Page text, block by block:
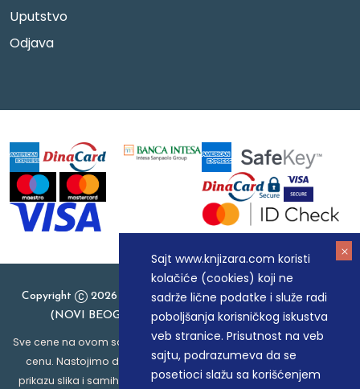
Sajt www.knjizara.com koristi
kolačiće (cookies) koji ne
sadrže lične podatke i služe radi
poboljšanja korisničkog iskustva
veb stranice. Prisutnost na veb
sajtu, podrazumeva da se
posetioci slažu sa korišćenjem
Uputstvo
Odjava
Copyright
2026 Knjizara.com - MAKART DOO BEOGRAD
(NOVI BEOGRAD), PIB: 105184104, MB: 20337524
Sve cene na ovom sajtu iskazane su u dinarima. PDV je uračunat u
cenu. Nastojimo da budemo što precizniji u opisu proizvoda,
prikazu slika i samih cena, ali ne možemo garantovati da su sve